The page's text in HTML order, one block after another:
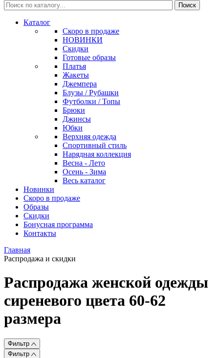
Каталог
Скоро в продаже
НОВИНКИ
Скидки
Готовые образы
Платья
Жакеты
Джемпера
Блузы / Рубашки
Футболки / Топы
Брюки
Джинсы
Юбки
Верхняя одежда
Спортивный стиль
Нарядная коллекция
Весна - Лето
Осень - Зима
Весь каталог
Новинки
Скоро в продаже
Образы
Скидки
Бонусная программа
Контакты
Главная
Распродажа и скидки
Распродажа женской одежды
сиреневого цвета 60-62
размера
Фильтр
Фильтр